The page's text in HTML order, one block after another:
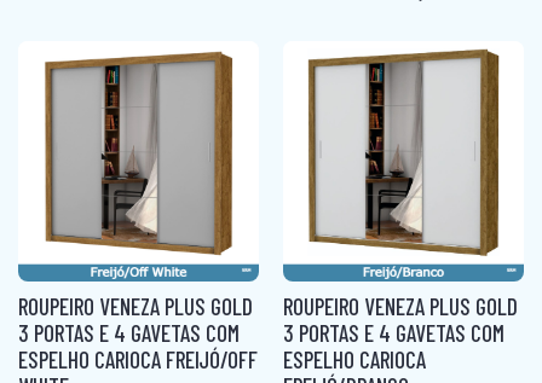
(10% de desconto)
ou 10xR$ 173,00sem juros
(10% de desconto)
ou 10xR$ 177,80sem
ROUPEIRO VENEZA PLUS GOLD
3 PORTAS E 4 GAVETAS COM
ESPELHO CARIOCA FREIJÓ/OFF
ROUPEIRO VENEZA PLUS GOLD
3 PORTAS E 4 GAVETAS COM
ESPELHO CARIOCA